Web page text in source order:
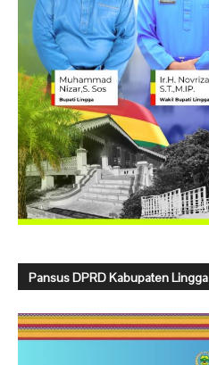
Pansus DPRD Kabupaten Lingga